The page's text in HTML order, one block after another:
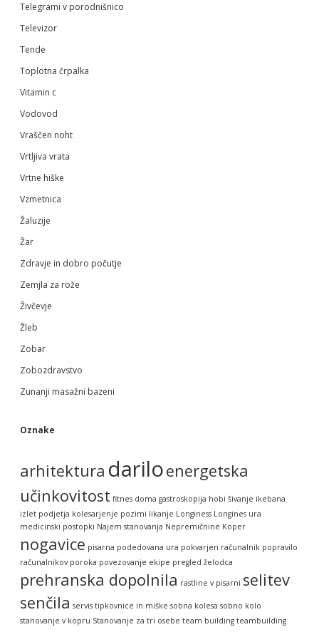
Telegrami v porodnišnico
Televizor
Tende
Toplotna črpalka
Vitamin c
Vodovod
Vraščen noht
Vrtljiva vrata
Vrtne hiške
Vzmetnica
Žaluzije
Žar
Zdravje in dobro počutje
Zemjla za rože
Živčevje
Žleb
Zobar
Zobozdravstvo
Zunanji masažni bazeni
Oznake
arhitektura dariloenergetska
učinkovitost fitnes doma gastroskopija hobi šivanje ikebana
izlet podjetja kolesarjenje pozimi likanje Longiness Longines ura
medicinski postopki Najem stanovanja Nepremičnine Koper
nogavice pisarna podedovana ura pokvarjen računalnik popravilo
računalnikov poroka povezovanje ekipe pregled želodca
prehranska dopolnila rastline v pisarni selitev
senčila servis tipkovnice in miške sobna kolesa sobno kolo
stanovanje v kopru Stanovanje za tri osebe team building teambuilding